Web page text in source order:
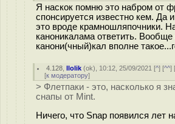
Я наскок помню это набром от
спонсируется известно кем. Да
это вроде крамношляпочники.
каноникалама ответить. Вообще
канони(чный)кал вполне
4.128 ,llolik (ok), 10:12, 25/09/2021 [^] [^^]
[к модератору]
> Флетпаки - это, насколько я
снапы от Mint.
Ничего, что Snap появился лет